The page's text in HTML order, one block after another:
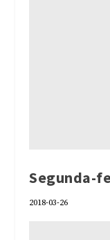
Segunda-
2018-03-26